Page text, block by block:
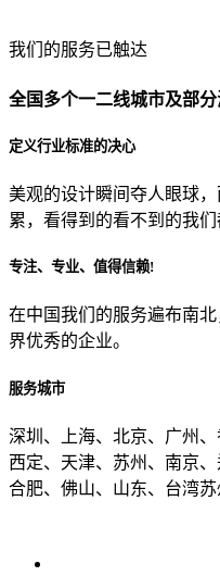
贵公司预算范围是？
贵公司的团队规模是？
目前主要的营销渠道是？
我们的服务已触达
全国多个一二线城市及部
定义行业标准的决心
美观的设计瞬间夺人眼球
累，看得到的看不到的我们
专注、专业、值得信赖!
在中国我们的服务遍布南
界优秀的企业。
服务城市
深圳、上海、北京、广州
西定、天津、苏州、南京
合肥、佛山、山东、台湾苏